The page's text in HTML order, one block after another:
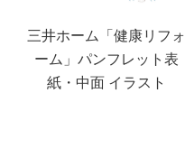
三井ホーム「健康リフォ
ーム」パンフレット表
紙・中面 イラスト